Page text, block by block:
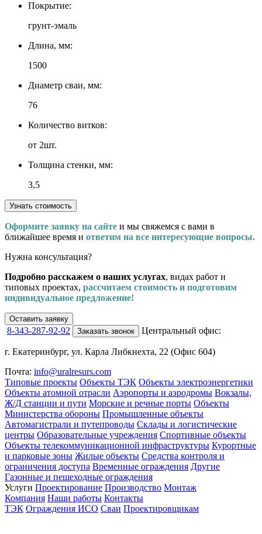
Покрытие:
грунт-эмаль
Длина, мм:
1500
Диаметр сваи, мм:
76
Количество витков:
от 2шт.
Толщина стенки, мм:
3,5
Узнать стоимость
Оформите заявку на сайте и мы свяжемся с вами в
ближайшее время и ответим на все интересующие вопросы.
Нужна консультация?
Подробно расскажем о наших услугах, видах работ и
типовых проектах, рассчитаем стоимость и подготовим
индивидуальное предложение!
Оставить заявку
8-343-287-92-92 Заказать звонок Центральный офис:
г. Екатеринбург, ул. Карла Либкнехта, 22 (Офис 604)
Почта: info@uralresurs.com
Типовые проекты Объекты ТЭК Объекты электроэнергетики
Объекты атомной отрасли Аэропорты и аэродромы Вокзалы,
Ж/Д станции и пути Морские и речные порты Объекты
Министерства обороны Промышленные объекты
Автомагистрали и путепроводы Склады и логистические
центры Образовательные учреждения Спортивные объекты
Объекты телекоммуникационной инфраструктуры Курортные
и парковые зоны Жилые объекты Средства контроля и
ограничения доступа Временные ограждения Другие
Газонные и пешеходные ограждения
Услуги Проектирование Производство Монтаж
Компания Наши работы Контакты
ТЭК Ограждения ИСО Сваи Проектировщикам